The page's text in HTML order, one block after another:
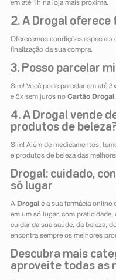
em até 1h na loja mais próxima.
2. A Drogal
Oferecemos condições especiais
finalização da sua compra.
3. Posso parcelar
Sim! Você pode parcelar em até
e 5x sem juros no Cartão Drogal .
4. A Drogal vende
produtos de
Sim! Além de medicamentos,
e produtos de beleza das
Drogal: cuidado,
só lugar
A Drogal é a sua farmácia online
em um só lugar, com praticidade,
cuidar da sua saúde, da beleza,
encontra sempre os melhores
Descubra mais
aproveite todas as